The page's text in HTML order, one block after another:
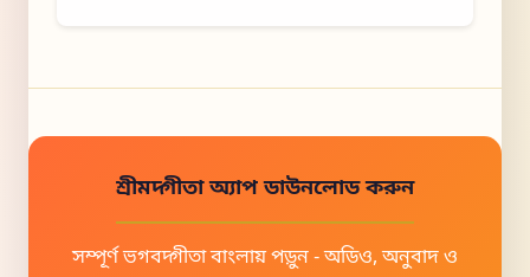
শ্রীমদ্গীতা অ্যাপ ডাউনলোড করুন
সম্পূর্ণ ভগবদ্গীতা বাংলায় পড়ুন - অডিও, অনুবাদ ও